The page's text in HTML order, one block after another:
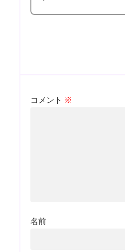
コメント ※
名前